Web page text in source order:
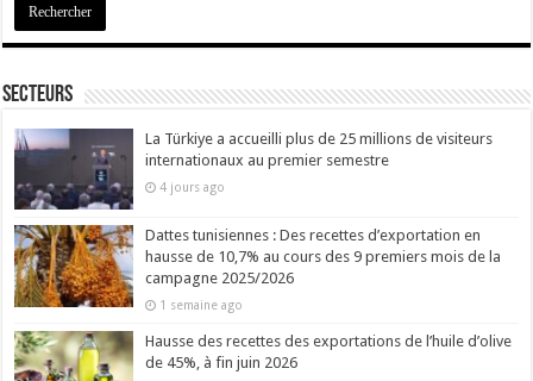
Secteurs
La Türkiye a accueilli plus de 25 millions de visiteurs
internationaux au premier semestre
4 jours ago
Dattes tunisiennes : Des recettes d’exportation en
hausse de 10,7% au cours des 9 premiers mois de la
campagne 2025/2026
1 semaine ago
Hausse des recettes des exportations de l’huile d’olive
de 45%, à fin juin 2026